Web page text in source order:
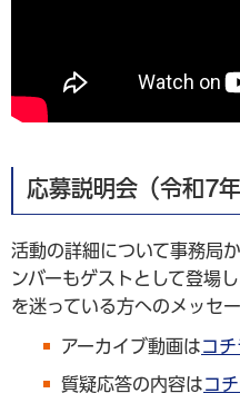
応募説明会（令和7
活動の詳細について事務局
ンバーもゲストとして登場
を迷っている方へのメッセ
アーカイブ動画はコ
質疑応答の内容はコ